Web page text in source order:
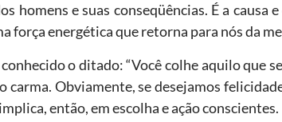
homens e suas conseqüências. É a
força energética que retorna para nós da
o ditado: “Você colhe aquilo que
carma. Obviamente, se desejamos
então, em escolha e ação conscientes.